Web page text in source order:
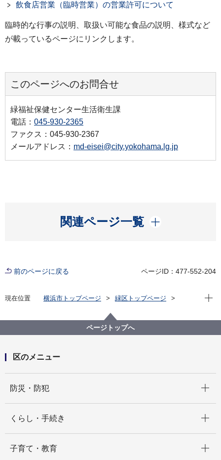
飲食店営業（臨時営業）の営業許可について
臨時的な行事の説明、取扱い可能な食品の説明、様式など
が載っているページにリンクします。
このページへのお問合せ
緑福祉保健センター生活衛生課
電話： 045-930-2365
ファクス：045-930-2367
メールアドレス： md-eisei@city.yokohama.lg.jp
関連ページ一覧
開く
前のページに戻る ページID：477-552-204
現在位置 横浜市トップページ
緑区トップページ
食品関係の営業許可、届出
現在
ページトップへ
区のメニュー
防災・防犯
くらし・手続き
子育て・教育